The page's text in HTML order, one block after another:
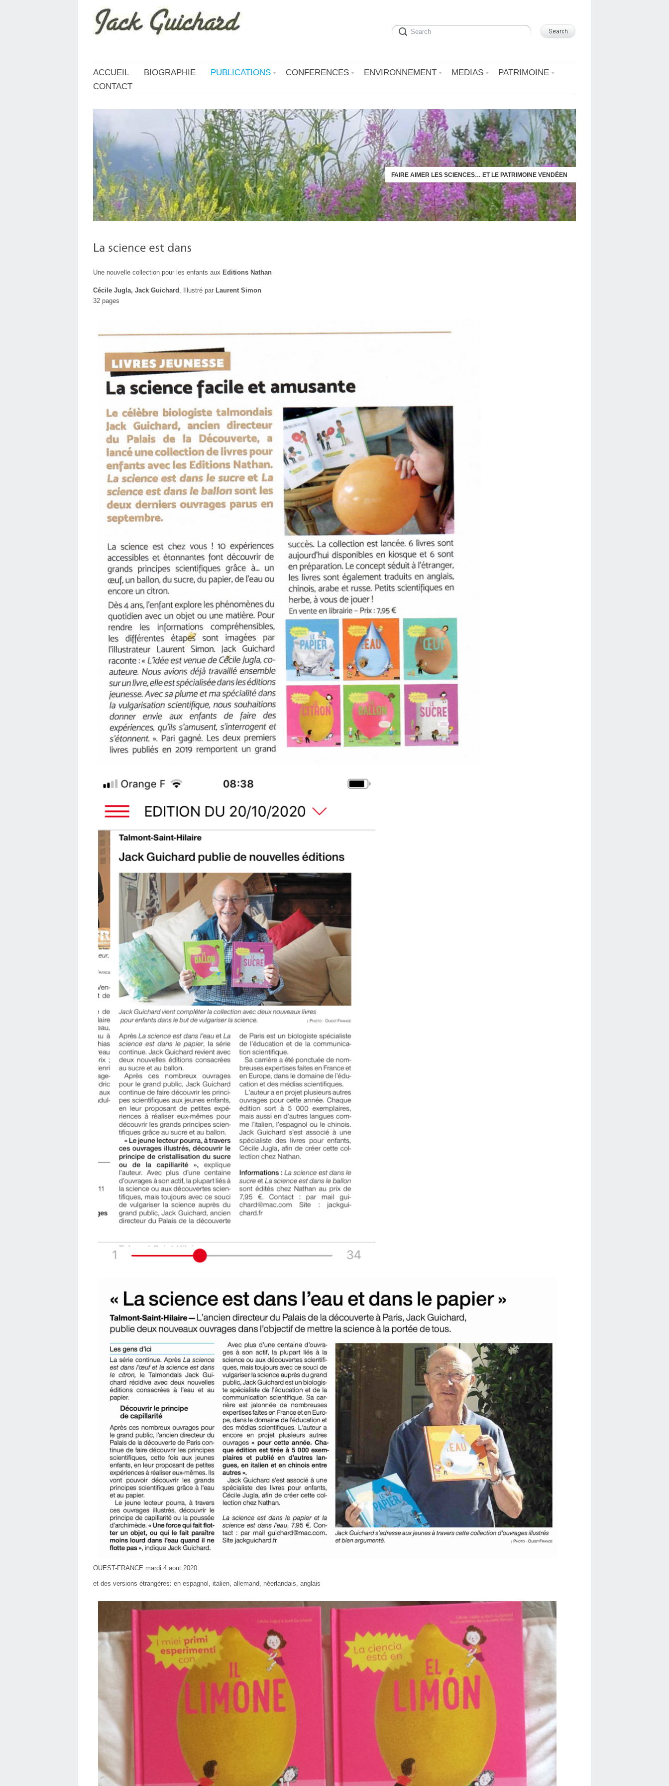
ACCUEIL BIOGRAPHIE PUBLICATIONS CONFERENCES ENVIRONNEMENT MEDIAS
PATRIMOINE
CONTACT
FAIRE AIMER LES SCIENCES… ET LE PATRIMOINE VENDÉEN
Une nouvelle collection pour les enfants aux Editions Nathan
Cécile Jugla, Jack Guichard , Illustré par Laurent Simon
32 pages
OUEST-FRANCE mardi 4 aout 2020
et des versions étrangères: en espagnol, italien, allemand, néerlandais, anglais